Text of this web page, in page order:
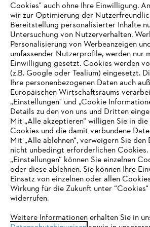
Unternehmen
Online Shop
Service
IHR BROWSER WIRD
UNTERSTÜTZT
eine optimale Nutzung unserer Seite
Cookies" auch ohne Ihre Einwilligung.
wir zur Optimierung der
Bereitstellung personalisierter Inhalte
Untersuchung von Nutzerverhalten,
Personalisierung von Werbeanzeigen
umfassender Nutzerprofile, werden nur
Einwilligung gesetzt. Cookies werden
(z.B. Google oder Tealium) eingesetzt.
Ihre personenbezogenen Daten auch
Europäischen Wirtschaftsraums
„Einstellungen" und „Cookie
Details zu den von uns und Dritten
Mit „Alle akzeptieren“ willigen Sie in
Cookies und die damit verbundene
Mit „Alle ablehnen“, verweigern Sie den
nicht unbedingt erforderlichen
„Einstellungen“ können Sie einzelnen
oder diese ablehnen. Sie können Ihre
Einsatz von einzelnen oder allen
Wirkung für die Zukunft unter
widerrufen.
Weitere Informationen erhalten Sie in